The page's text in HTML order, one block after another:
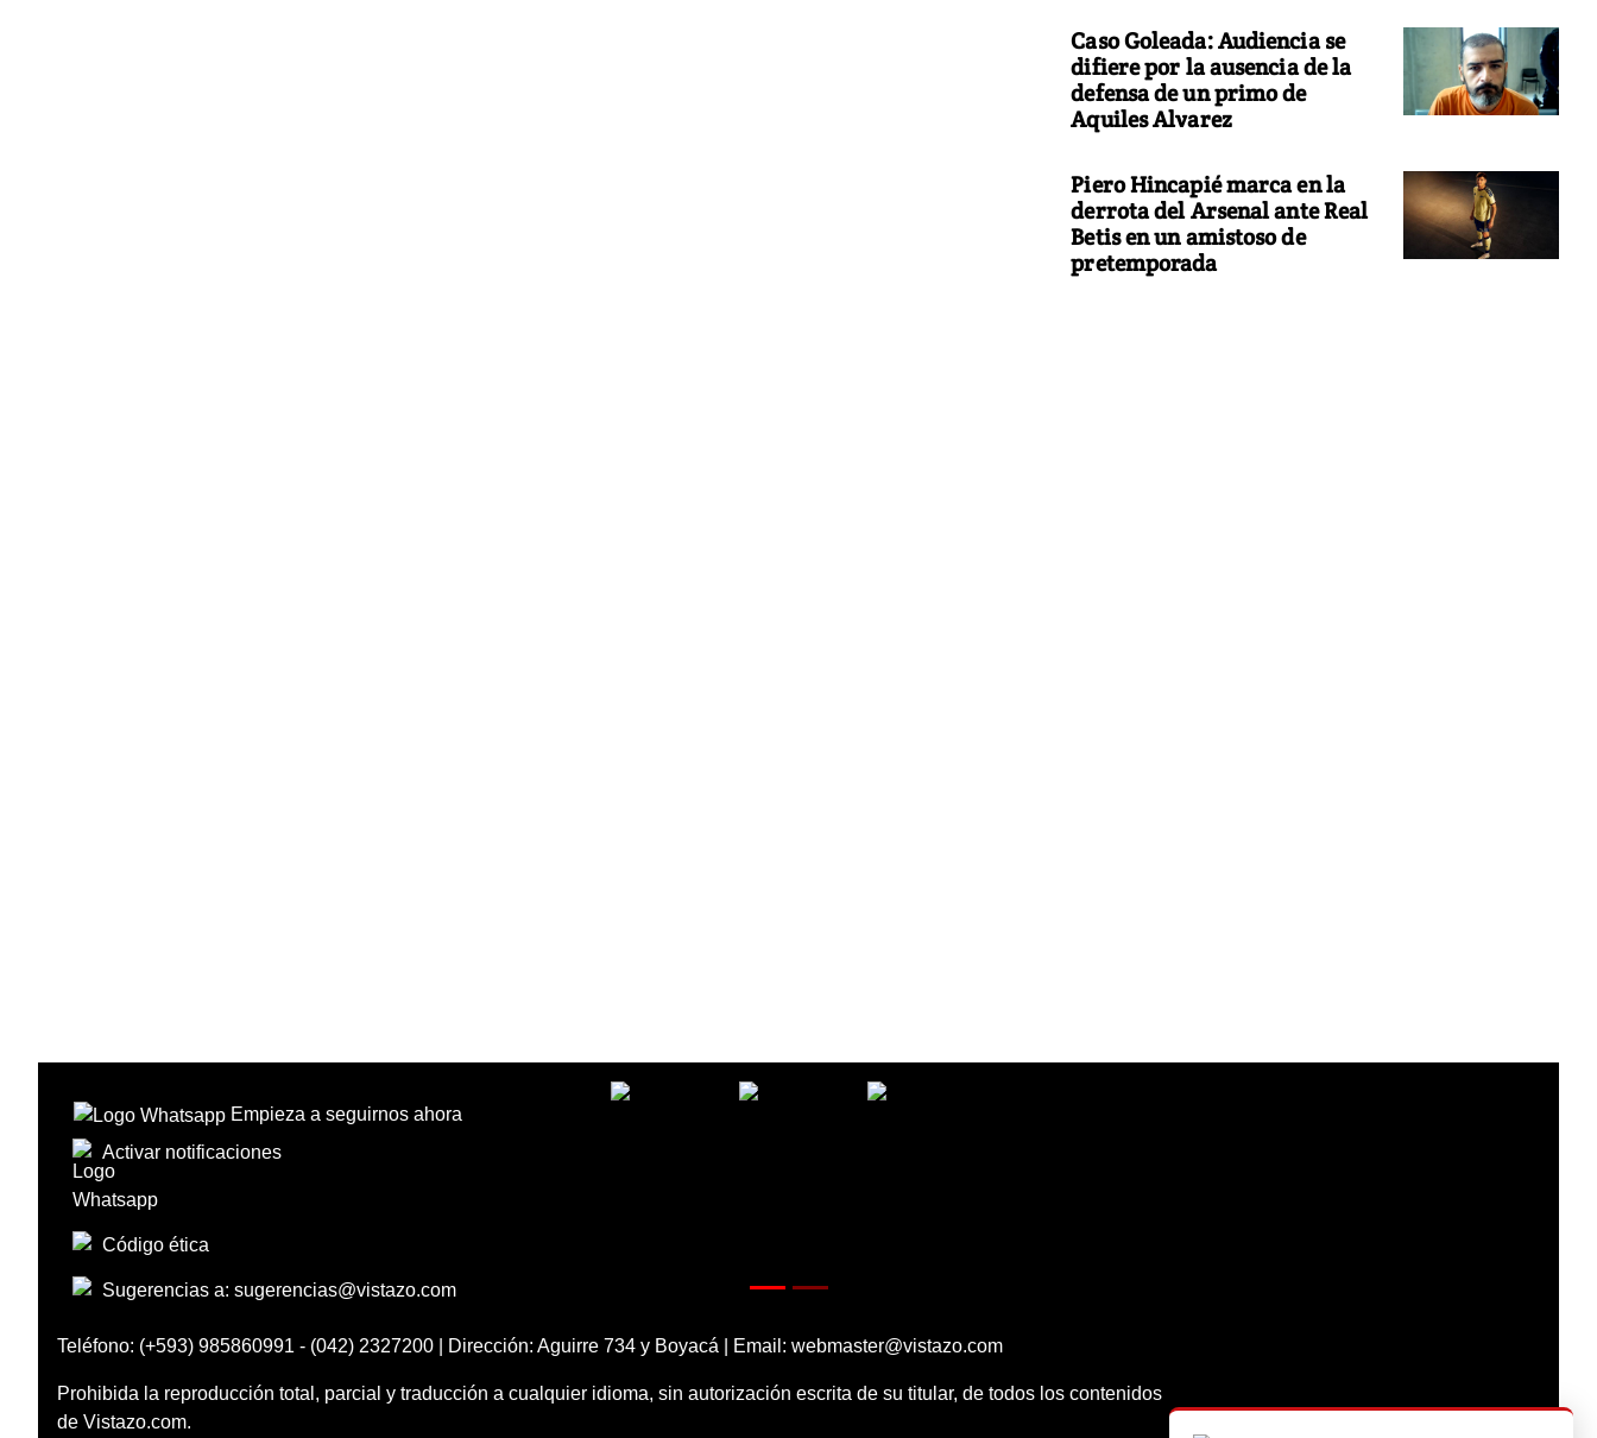
Caso Goleada: Audiencia se
difiere por la ausencia de la
defensa de un primo de
Aquiles Alvarez
Piero Hincapié marca en la
derrota del Arsenal ante Real
Betis en un amistoso de
pretemporada
Empieza a seguirnos ahora
Activar notificaciones
Código ética
Sugerencias a: sugerencias@vistazo.com
Teléfono: (+593) 985860991 - (042) 2327200 | Dirección: Aguirre 734 y Boyacá | Email: webmaster@vistazo.com
Prohibida la reproducción total, parcial y traducción a cualquier idioma, sin autorización escrita de su titular, de todos los contenidos
de Vistazo.com.